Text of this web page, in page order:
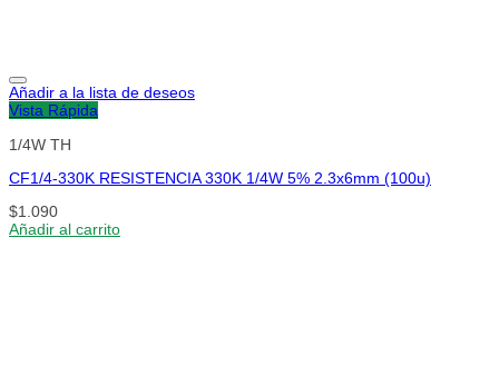
Añadir a la lista de deseos
Vista Rápida
1/4W TH
CF1/4-330K RESISTENCIA 330K 1/4W 5% 2.3x6mm (100u)
$1.090
Añadir al carrito